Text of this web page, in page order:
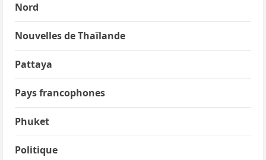
Nord
Nouvelles de Thaïlande
Pattaya
Pays francophones
Phuket
Politique